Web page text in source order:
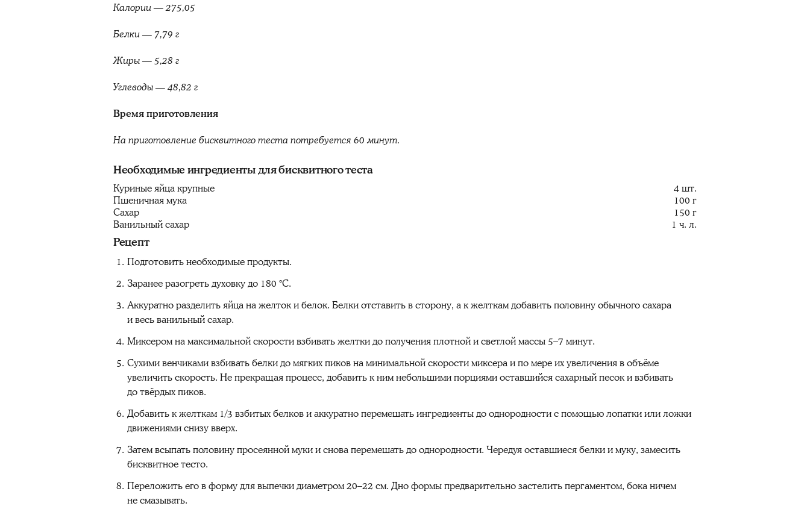
Калории — 275,05
Белки — 7,79 г
Жиры — 5,28 г
Углеводы — 48,82 г
Время приготовления
На приготовление бисквитного теста потребуется 60 минут.
Необходимые ингредиенты для бисквитного теста
Куриные яйца крупные
4 шт.
Пшеничная мука
100 г
Сахар
150 г
Ванильный сахар
1 ч. л.
Рецепт
Подготовить необходимые продукты.
Заранее разогреть духовку до 180 °C.
Аккуратно разделить яйца на желток и белок. Белки отставить в сторону, а к желткам добавить половину обычного сахара
и весь ванильный сахар.
Миксером на максимальной скорости взбивать желтки до получения плотной и светлой массы 5–7 минут.
Сухими венчиками взбивать белки до мягких пиков на минимальной скорости миксера и по мере их увеличения в объёме
увеличить скорость. Не прекращая процесс, добавить к ним небольшими порциями оставшийся сахарный песок и взбивать
до твёрдых пиков.
Добавить к желткам 1/3 взбитых белков и аккуратно перемешать ингредиенты до однородности с помощью лопатки или ложки
движениями снизу вверх.
Затем всыпать половину просеянной муки и снова перемешать до однородности. Чередуя оставшиеся белки и муку, замесить
бисквитное тесто.
Переложить его в форму для выпечки диаметром 20–22 см. Дно формы предварительно застелить пергаментом, бока ничем
не смазывать.